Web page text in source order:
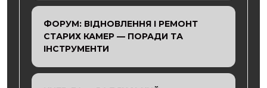
ФОРУМ: ВІДНОВЛЕННЯ І РЕМОНТ
СТАРИХ КАМЕР — ПОРАДИ ТА
ІНСТРУМЕНТИ